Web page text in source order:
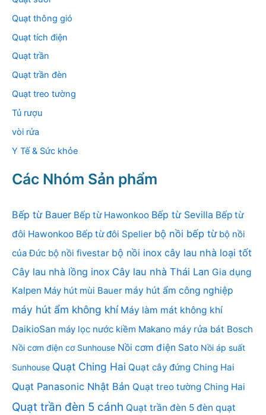
Quạt thông gió
Quạt tích điện
Quạt trần
Quạt trần đèn
Quạt treo tường
Tủ rượu
vòi rửa
Y Tế & Sức khỏe
Các Nhóm Sản phẩm
Bếp từ Bauer Bếp từ Hawonkoo Bếp từ Sevilla Bếp từ
đôi Hawonkoo Bếp từ đôi Spelier bộ nồi bếp từ bộ nồi
của Đức bộ nồi fivestar bộ nồi inox cây lau nhà loại tốt
Cây lau nhà lồng inox Cây lau nhà Thái Lan Gia dụng
Kalpen Máy hút mùi Bauer máy hút ẩm công nghiệp
máy hút ẩm không khí Máy làm mát không khí
DaikioSan máy lọc nước kiềm Makano máy rửa bát Bosch
Nồi cơm điện cơ Sunhouse Nồi cơm điện Sato Nồi áp suất
Sunhouse Quạt Ching Hai Quạt cây đứng Ching Hai
Quạt Panasonic Nhật Bản Quạt treo tường Ching Hai
Quạt trần đèn 5 cánh Quạt trần đèn 5 đèn quạt